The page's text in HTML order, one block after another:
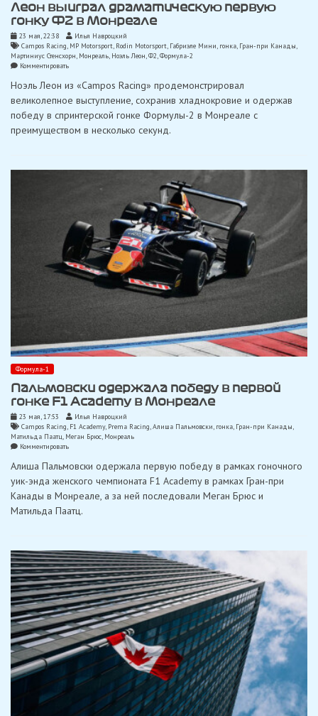
Леон выиграл драматическую первую
гонку Ф2 в Монреале
23 мая, 22:38
Илья Навроцкий
Campos Racing, MP Motorsport, Rodin Motorsport, Габриэле Мини, гонка, Гран-при Канады
Мартиниус Стенсхорн, Монреаль, Ноэль Леон,Ф2,Формула-2
Комментироватьon
выиграл
первую
гонку
в
Ноэль Леон из «Campos Racing» продемонстрировал
великолепное выступление, сохранив хладнокровие и одержав
победу в спринтерской гонке Формулы-2 в Монреале с
преимуществом в несколько секунд.
Формула-1
Пальмовски одержала победу в первой
гонке F1 Academy в Монреале
23 мая, 17:53
Илья Навроцкий
Campos Racing, F1 Academy, Prema Racing,Алиша Пальмовски, гонка, Гран-при Канады
Матильда Паатц, Меган Брюс, Монреаль
Комментироватьon
одержала
в
первой
F1
Алиша Пальмовски одержала первую победу в рамках гоночного
уик-энда женского чемпионата F1 Academy в рамках Гран-при
Канады в Монреале, а за ней последовали Меган Брюс и
Матильда Паатц.